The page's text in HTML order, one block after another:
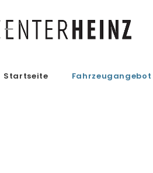
Startseite Fahrzeugangebot